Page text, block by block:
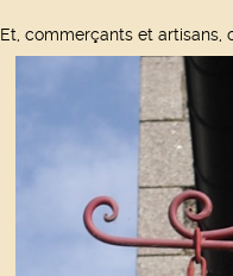
Et, commerçants et artisans,